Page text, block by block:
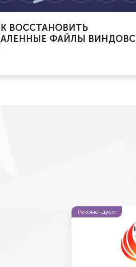
ВОССТАНОВИТЬ
ФАЙЛЫ ВИНДОВС
Рекомендуем